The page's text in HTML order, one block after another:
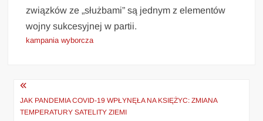
związków ze „służbami” są jednym z elementów
wojny sukcesyjnej w partii.
kampania wyborcza
Nawigacja
wpisu
JAK PANDEMIA COVID-19 WPŁYNĘŁA NA KSIĘŻYC: ZMIANA
TEMPERATURY SATELITY ZIEMI